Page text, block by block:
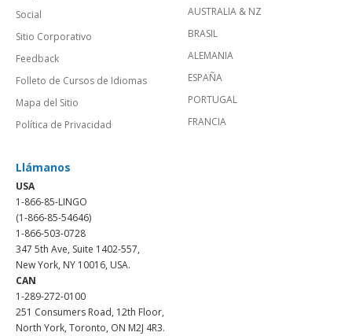
Social
Sitio Corporativo
Feedback
Folleto de Cursos de Idiomas
Mapa del Sitio
Política de Privacidad
AUSTRALIA & NZ
BRASIL
ALEMANIA
ESPAÑA
PORTUGAL
FRANCIA
Llámanos
USA
1-866-85-LINGO
(1-866-85-54646)
1-866-503-0728
347 5th Ave, Suite 1402-557,
New York, NY 10016, USA.
CAN
1-289-272-0100
251 Consumers Road, 12th Floor,
North York, Toronto, ON M2J 4R3.